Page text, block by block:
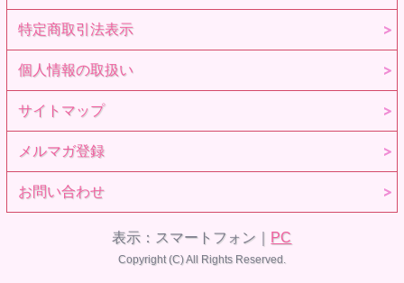
特定商取引法表示
個人情報の取扱い
サイトマップ
メルマガ登録
お問い合わせ
表示：スマートフォン｜ PC
Copyright (C) All Rights Reserved.